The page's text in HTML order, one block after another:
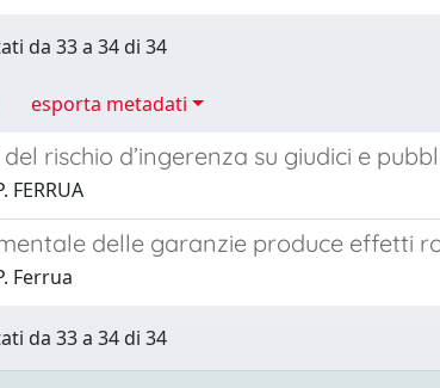
da 33 a 34 di 34
esporta metadati
rischio d’ingerenza su giudici e
FERRUA
delle garanzie produce effetti
Ferrua
da 33 a 34 di 34